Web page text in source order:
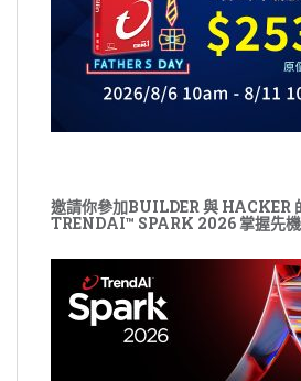
邀請你參加BUILDER 與 HACKER
TRENDAI™ SPARK 2026 掌握先